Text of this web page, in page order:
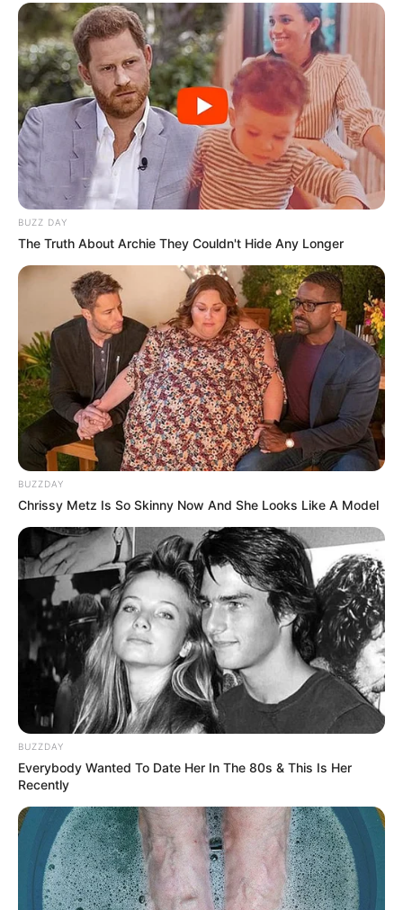
Edição Geral: JASB.
Encaminhamento de denúncia ao JASB:
Acesse aqui.
O jornalismo do JASB.com.br precisa de você para continuar
marcando ponto na vida dos ACS e ACE.Compartilhe as nossas
notícias em suas redes sociais!
BUZZ DAY
The Truth About Archie They Couldn't Hide Any Longer
BUZZDAY
Chrissy Metz Is So Skinny Now And She Looks Like A Model
BUZZDAY
Everybody Wanted To Date Her In The 80s & This Is Her
Recently